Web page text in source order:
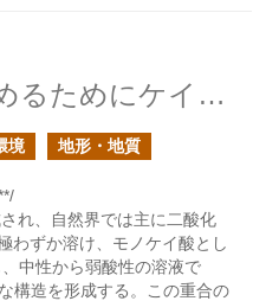
造岩鉱物の理解を深めるためにケイ酸についてを学ぶ
境 地形・地質
れ、自然界では主に二酸化
わずか溶け、モノケイ酸とし
中性から弱酸性の溶液で
構造を形成する。この重合の